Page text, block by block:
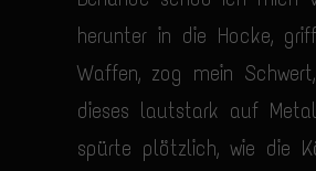
herunter in die Hocke,
Waffen, zog mein
dieses lautstark auf
spürte plötzlich, wie die